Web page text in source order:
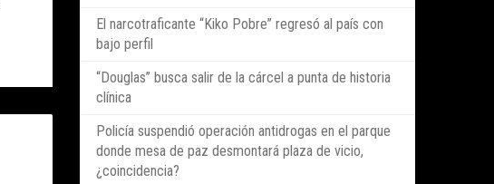
El narcotraficante “Kiko Pobre” regresó al país con
bajo perfil
“Douglas” busca salir de la cárcel a punta de historia
clínica
Policía suspendió operación antidrogas en el parque
donde mesa de paz desmontará plaza de vicio,
¿coincidencia?